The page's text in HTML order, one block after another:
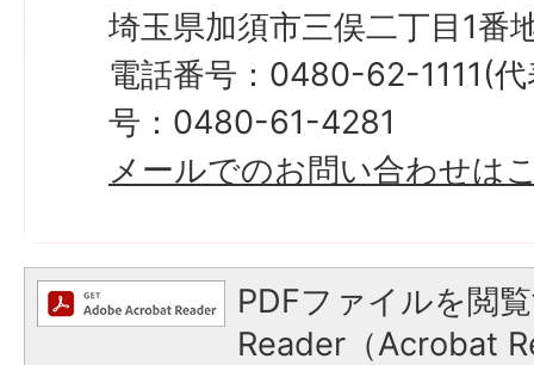
埼玉県加須市三俣二丁目1番
電話番号：0480-62-1111(
号：0480-61-4281
メールでのお問い合わせは
PDFファイルを閲
Reader（Acrobat